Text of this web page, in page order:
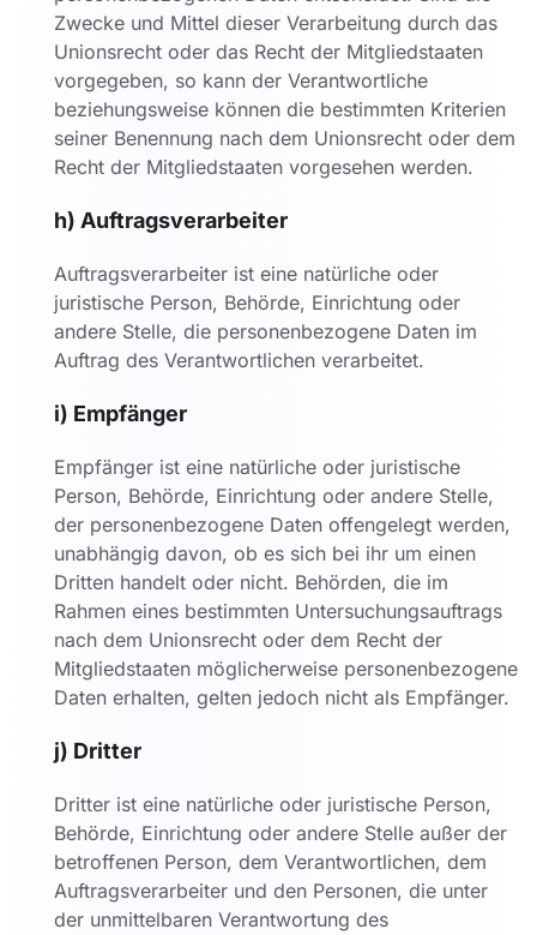
Zwecke und Mittel dieser Verarbeitung durch das
Unionsrecht oder das Recht der Mitgliedstaaten
vorgegeben, so kann der Verantwortliche
beziehungsweise können die bestimmten Kriterien
seiner Benennung nach dem Unionsrecht oder dem
Recht der Mitgliedstaaten vorgesehen werden.
h) Auftragsverarbeiter
Auftragsverarbeiter ist eine natürliche oder
juristische Person, Behörde, Einrichtung oder
andere Stelle, die personenbezogene Daten im
Auftrag des Verantwortlichen verarbeitet.
i) Empfänger
Empfänger ist eine natürliche oder juristische
Person, Behörde, Einrichtung oder andere Stelle,
der personenbezogene Daten offengelegt werden,
unabhängig davon, ob es sich bei ihr um einen
Dritten handelt oder nicht. Behörden, die im
Rahmen eines bestimmten Untersuchungsauftrags
nach dem Unionsrecht oder dem Recht der
Mitgliedstaaten möglicherweise personenbezogene
Daten erhalten, gelten jedoch nicht als Empfänger.
j) Dritter
Dritter ist eine natürliche oder juristische Person,
Behörde, Einrichtung oder andere Stelle außer der
betroffenen Person, dem Verantwortlichen, dem
Auftragsverarbeiter und den Personen, die unter
der unmittelbaren Verantwortung des